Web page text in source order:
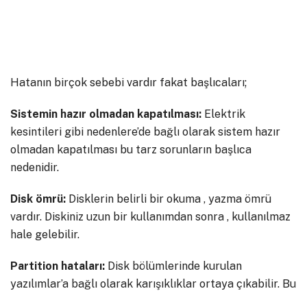
Hatanın birçok sebebi vardır fakat başlıcaları;
Sistemin hazır olmadan kapatılması: Elektrik
kesintileri gibi nedenlere’de bağlı olarak sistem hazır
olmadan kapatılması bu tarz sorunların başlıca
nedenidir.
Disk ömrü: Disklerin belirli bir okuma , yazma ömrü
vardır. Diskiniz uzun bir kullanımdan sonra , kullanılmaz
hale gelebilir.
Partition hataları: Disk bölümlerinde kurulan
yazılımlar’a bağlı olarak karışıklıklar ortaya çıkabilir. Bu